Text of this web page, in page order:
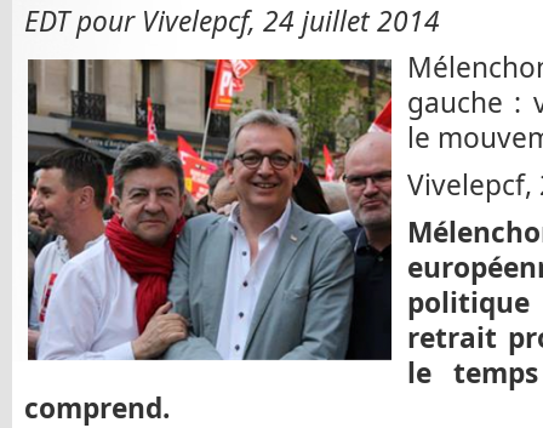
EDT pour Vivelepcf, 24 juillet 2014
gauche :
le
Vivelepcf,
retrait
le
comprend.